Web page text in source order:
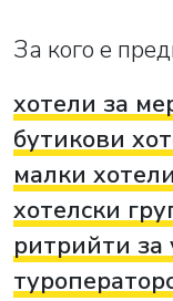
За кого е
хотели за
бутикови
малки хотели
хотелски
ритрийти за